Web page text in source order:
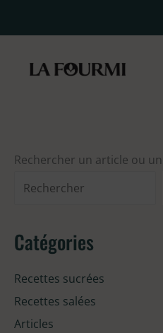
Rechercher un article ou
Catégories
Recettes sucrées
Recettes salées
Articles